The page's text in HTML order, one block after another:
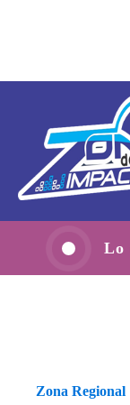
Lo
Zona Regional